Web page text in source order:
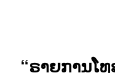
“ຣາຍການໂ